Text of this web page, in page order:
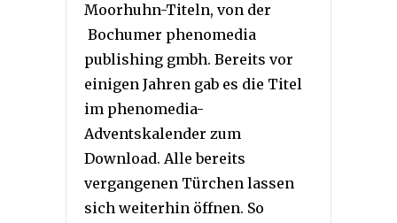
Moorhuhn-Titeln, von der
Bochumer phenomedia
publishing gmbh. Bereits vor
einigen Jahren gab es die Titel
im phenomedia-
Adventskalender zum
Download. Alle bereits
vergangenen Türchen lassen
sich weiterhin öffnen. So